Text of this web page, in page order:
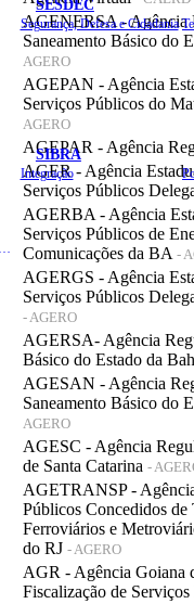
SESDEC
Segurança, Defesa e Cidadania
SIBRA
Integração
AGENERSA - Agência
Saneamento Básico do
AGERO
AGEPAN - Agência
Serviços Públicos do
AGERO
AGEPAR - Agência
AGER - Agência
Serviços Públicos
AGERBA - Agência
Serviços Públicos de
Comunicações da BA -
AGERGS - Agência
Serviços Públicos
- AGERO
AGERSA- Agência
Básico do Estado da
AGESAN - Agência
Saneamento Básico do
AGERO
AGESC - Agência
de Santa Catarina -
AGETRANSP -
Públicos Concedidos de
Ferroviários e
do RJ - AGERO
AGR - Agência Goiana
Fiscalização de